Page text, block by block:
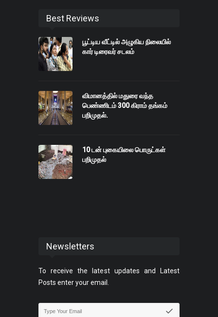
Best Reviews
பூட்டிய வீட்டில் அழுகிய நிலையில்
கார் டிரைவர் சடலம்
விமானத்தில் மதுரை வந்த
பெண்ணிடம் 300 கிராம் தங்கம்
பறிமுதல்.
10 டன் புகையிலை பொருட்கள்
பறிமுதல்
Newsletters
To receive the latest updates and Latest
Posts enter your email.